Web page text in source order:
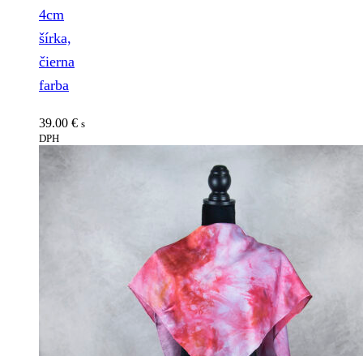
4cm
šírka,
čierna
farba
39.00 € s
DPH